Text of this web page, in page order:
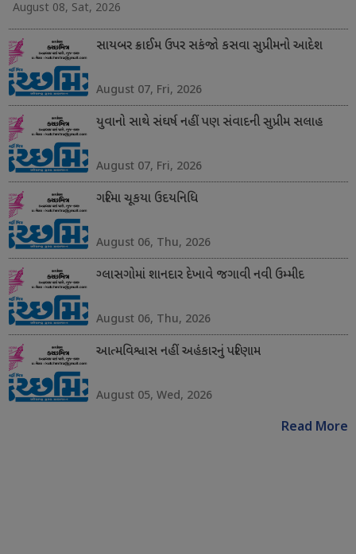
August 08, Sat, 2026
સાયબર ક્રાઈમ ઉપર સકંજો કસવા સુપ્રીમનો આદેશ
August 07, Fri, 2026
યુવાનો સાથે સંઘર્ષ નહીં પણ સંવાદની સુપ્રીમ સલાહ
August 07, Fri, 2026
ગરિમા ચૂકયા ઉદયનિધિ
August 06, Thu, 2026
ગ્લાસગોમાં શાનદાર દેખાવે જગાવી નવી ઉમ્મીદ
August 06, Thu, 2026
આત્મવિશ્વાસ નહીં અહંકારનું પરિણામ
August 05, Wed, 2026
Read More